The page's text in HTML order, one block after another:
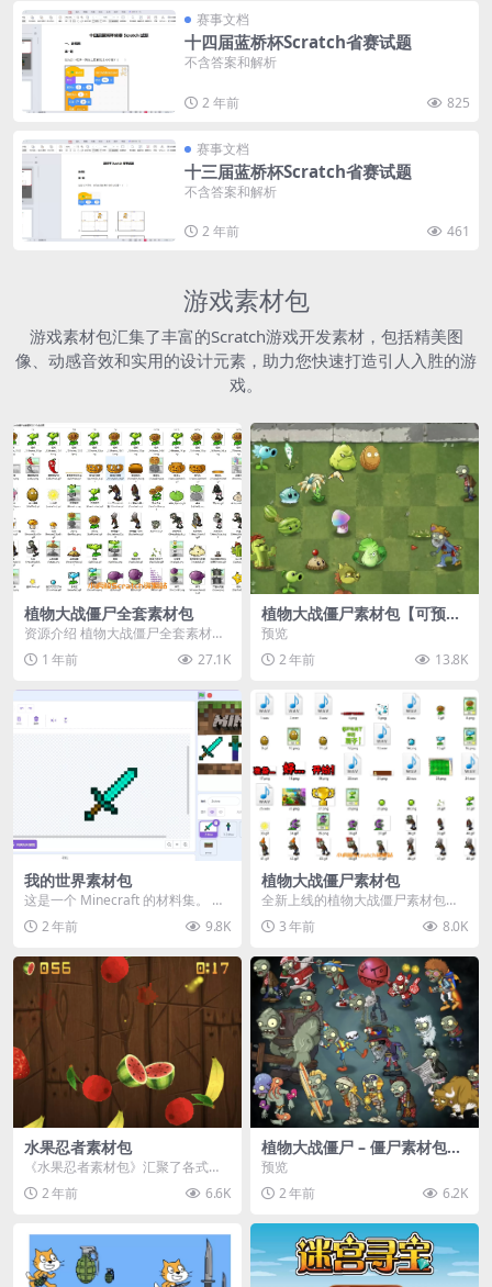
赛事文档
十四届蓝桥杯Scratch省赛试题
不含答案和解析
2 年前 825
赛事文档
十三届蓝桥杯Scratch省赛试题
不含答案和解析
2 年前 461
游戏素材包
游戏素材包汇集了丰富的Scratch游戏开发素材，包括精美图
像、动感音效和实用的设计元素，助力您快速打造引人入胜的游
戏。
植物大战僵尸全套素材包
资源介绍 植物大战僵尸全套素材
包，包含227个丰富多样的素材，
涵盖角色、背景、动...
1 年前 27.1K
植物大战僵尸素材包【可预
览】
预览
2 年前
13.8K
我的世界素材包
这是一个 Minecraft 的材料集。 操
作方法如下： 工具 → 右箭头 怪物...
2 年前 9.8K
植物大战僵尸素材包
全新上线的植物大战僵尸素材包，
内含48个精选资源，涵盖角色、场
景、音效等多样内容...
3 年前 8.0K
水果忍者素材包
《水果忍者素材包》汇聚了各式鲜
美诱人的水果图像与清脆悦耳的切
割音效，专为追求极致...
2 年前 6.6K
植物大战僵尸 – 僵尸素材包
【可预览】
预览
2 年前
6.2K